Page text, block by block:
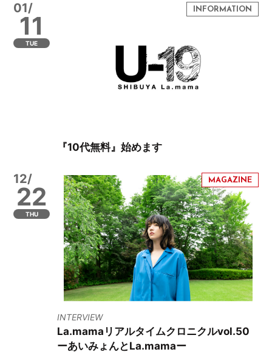
01/
11
TUE
『10代無料』始めます
12/
22
THU
INTERVIEW
La.mamaリアルタイムクロニクルvol.50
ーあいみょんとLa.mamaー